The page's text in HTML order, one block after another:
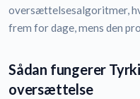
oversættelsesalgoritmer,
frem for dage, mens den
Sådan fungerer
oversættelse